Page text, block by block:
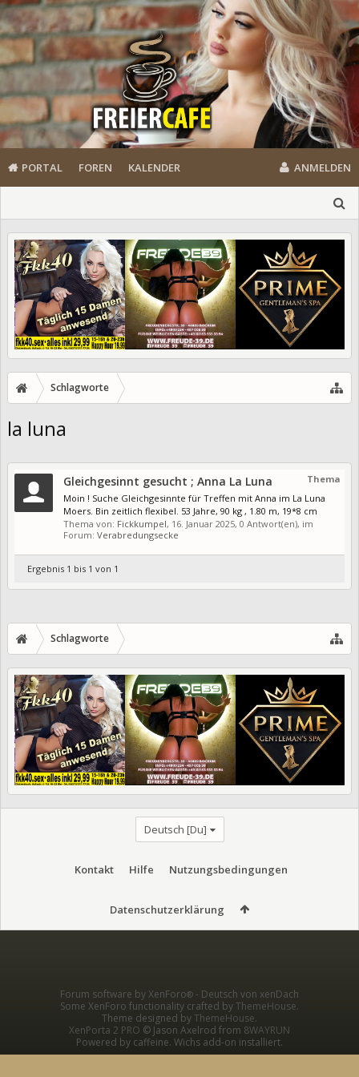
PORTAL FOREN KALENDER ANMELDEN
Schlagworte
la luna
Thema
Gleichgesinnt gesucht ; Anna La Luna
Moin ! Suche Gleichgesinnte für Treffen mit Anna im La Luna
Moers. Bin zeitlich flexibel. 53 Jahre, 90 kg , 1.80 m, 19*8 cm
Thema von: Fickkumpel, 16. Januar 2025, 0 Antwort(en), im
Forum: Verabredungsecke
Ergebnis 1 bis 1 von 1
Schlagworte
Deutsch [Du]
Kontakt Hilfe Nutzungsbedingungen
Datenschutzerklärung
Forum software by XenForo® - Deutsch von xenDach
Some XenForo functionality crafted byThemeHouse.
Theme designed byThemeHouse.
XenPorta 2 PRO © Jason Axelrod from 8WAYRUN
Powered by caffeine. Wichs add-on installiert.